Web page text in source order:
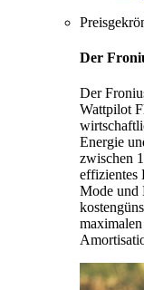
Der
Der
Wattpilot
Energie
zwischen
effizientes
Mode und